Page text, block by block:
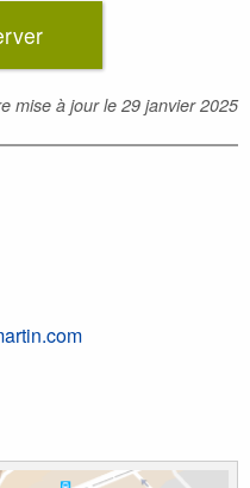
mise à jour le 29 janvier 2025